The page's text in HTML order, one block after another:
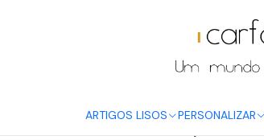
ARTIGOS LISOS PERSONALIZAR
ARTIGOS LISOS
CASACOS,